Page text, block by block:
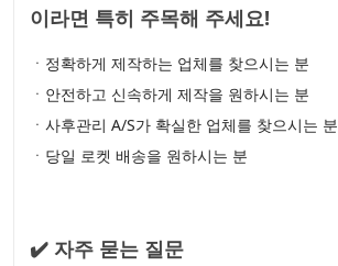
이라면 특히 주목해 주세요!
ㆍ정확하게 제작하는 업체를 찾으시는 분
ㆍ안전하고 신속하게 제작을 원하시는 분
ㆍ사후관리 A/S가 확실한 업체를 찾으시는 분
ㆍ당일 로켓 배송을 원하시는 분
✔️ 자주 묻는 질문